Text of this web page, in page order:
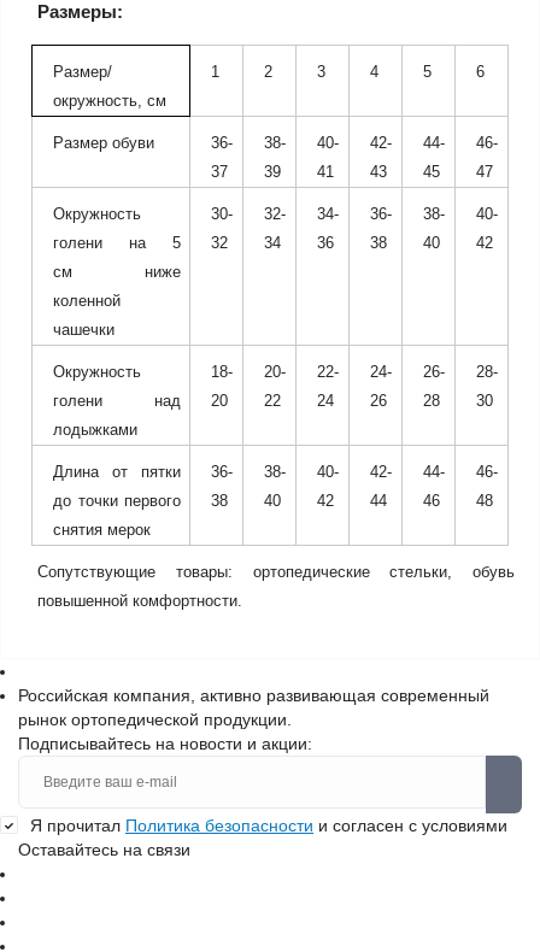
Размеры:
Размер/
окружность, см
1 2 3 4 5 6
Размер обуви
36-
37
38-
39
40-
41
42-
43
44-
45
46-
47
Окружность
голени на 5
см ниже
коленной
чашечки
30-
32
32-
34
34-
36
36-
38
38-
40
40-
42
Окружность
голени над
лодыжками
18-
20
20-
22
22-
24
24-
26
26-
28
28-
30
Длина от пятки
до точки первого
снятия мерок
36-
38
38-
40
40-
42
42-
44
44-
46
46-
48
Сопутствующие товары: ортопедические стельки, обувь
повышенной комфортности.
Российская компания, активно развивающая современный
рынок ортопедической продукции.
Подписывайтесь на новости и акции:
Я прочитал Политика безопасности и согласен с условиями
Оставайтесь на связи